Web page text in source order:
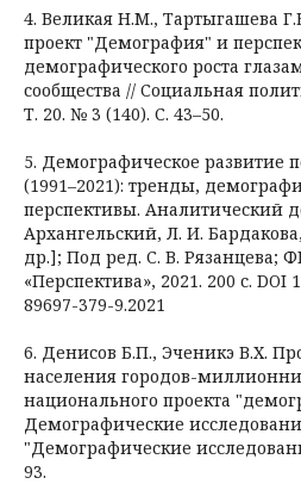
4. Великая Н.М., Тартыгашева
проект "Демография" и
демографического роста
сообщества // Социальная
Т. 20. № 3 (140). С. 43–50.
5. Демографическое развитие
(1991–2021): тренды,
перспективы. Аналитический
Архангельский, Л. И.
др.]; Под ред. С. В.
«Перспектива», 2021. 200 с. DOI
89697-379-9.2021
6. Денисов Б.П., Эченикэ В.Х.
населения городов-
национального проекта
Демографические
"Демографические
93.